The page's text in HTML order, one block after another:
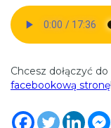
Chcesz dołączyć
facebookową stronę